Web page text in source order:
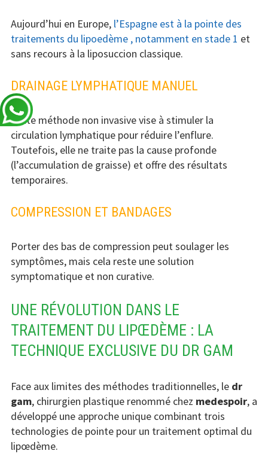
Aujourd’hui en Europe, l’Espagne est à la pointe des
traitements du lipoedème , notamment en stade 1 et
sans recours à la liposuccion classique.
DRAINAGE LYMPHATIQUE MANUEL
Cette méthode non invasive vise à stimuler la
circulation lymphatique pour réduire l’enflure.
Toutefois, elle ne traite pas la cause profonde
(l’accumulation de graisse) et offre des résultats
temporaires.
COMPRESSION ET BANDAGES
Porter des bas de compression peut soulager les
symptômes, mais cela reste une solution
symptomatique et non curative.
UNE RÉVOLUTION DANS LE
TRAITEMENT DU LIPŒDÈME : LA
TECHNIQUE EXCLUSIVE DU DR GAM
Face aux limites des méthodes traditionnelles, le dr
gam, chirurgien plastique renommé chez medespoir, a
développé une approche unique combinant trois
technologies de pointe pour un traitement optimal du
lipœdème.